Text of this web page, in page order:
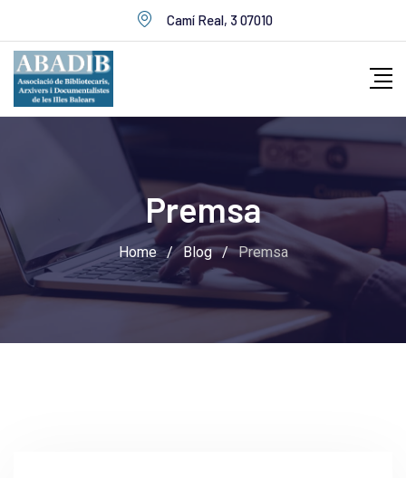
to
content
Camí Real, 3 07010
Premsa
Home / Blog / Premsa